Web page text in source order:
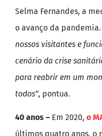
Selma Fernandes, a
o avanço da pandemia.
nossos visitantes e
cenário da crise
para reabrir em um
todos”, pontua.
40 anos – Em 2020, o
últimos quatro anos, o